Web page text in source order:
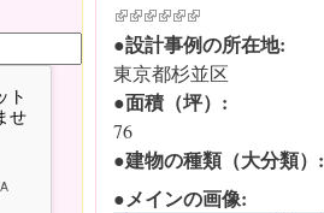
(link is external)
(link is external)
(link is external)
(link is external)
(link is external)
(link is external)
●設計事例の所在地:
東京都杉並区
●面積（坪）:
76
●建物の種類（大分類）:
●メインの画像: